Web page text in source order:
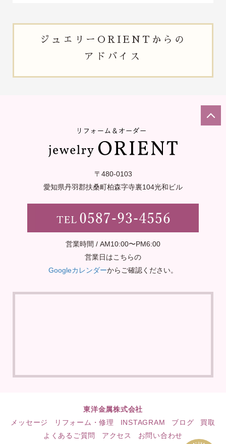
ジュエリー ORIENTからの
アドバイス
〒480-0103
愛知県丹羽郡扶桑町柏森字寺裏104光和ビル
営業時間 / AM10:00〜PM6:00
営業日はこちらの
Googleカレンダーからご確認ください。
東洋金属株式会社
メッセージ
リフォーム・修理 INSTAGRAM ブログ
買取
よくあるご質問
アクセス お問い合わせ